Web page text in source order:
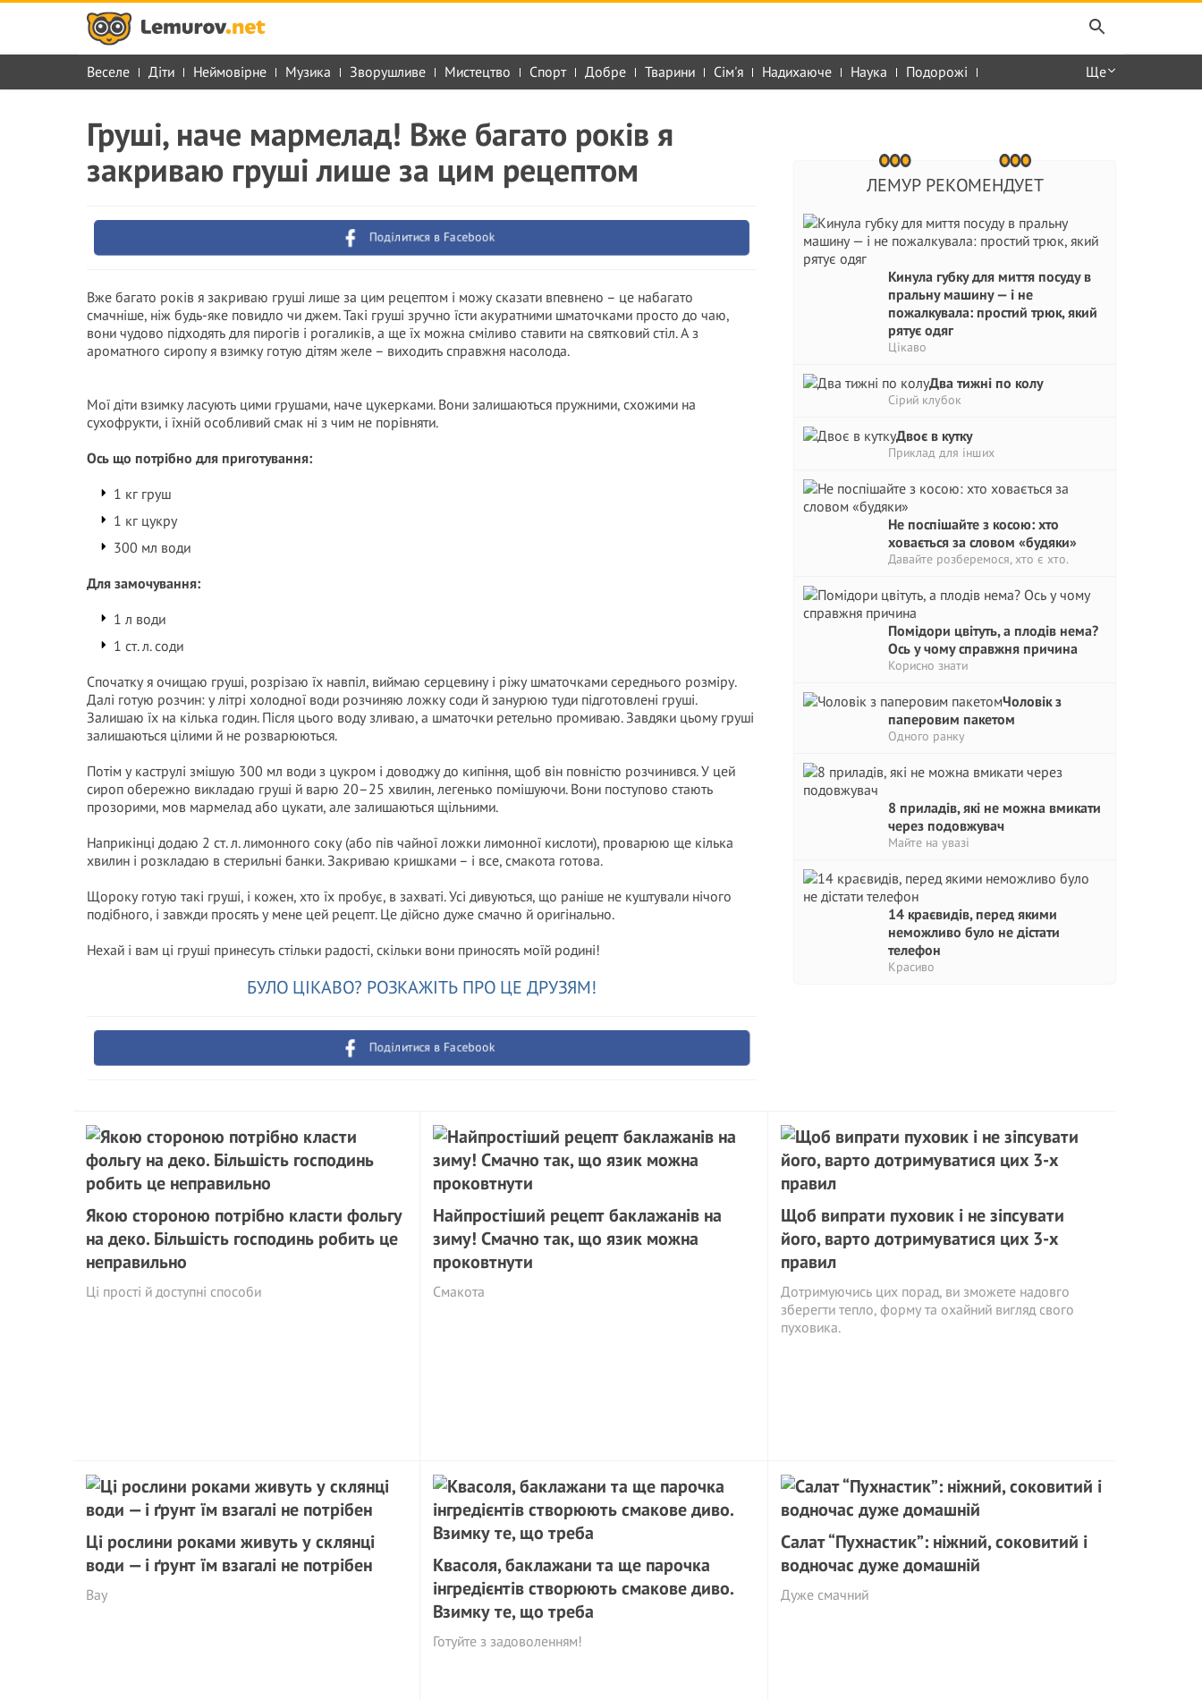
Веселе Діти Неймовірне Музика Зворушливе Мистецтво Спорт Добре Тварини Сім'я Надихаюче Наука Подорожі Ще
ЛЕМУР РЕКОМЕНДУЕТ
Кинула губку для миття посуду в
пральну машину — і не
пожалкувала: простий трюк, який
рятує одяг
Цікаво
Два тижні по колу
Сірий клубок
Двоє в кутку
Приклад для інших
Не поспішайте з косою: хто
ховається за словом «будяки»
Давайте розберемося, хто є хто.
Помідори цвітуть, а плодів нема?
Ось у чому справжня причина
Корисно знати
Чоловік з
паперовим пакетом
Одного ранку
8 приладів, які не можна вмикати
через подовжувач
Майте на увазі
14 краєвидів, перед якими
неможливо було не дістати
телефон
Красиво
Груші, наче мармелад! Вже багато років я
закриваю груші лише за цим рецептом
Поділитися в Facebook
Вже багато років я закриваю груші лише за цим рецептом і можу сказати впевнено – це набагато
смачніше, ніж будь-яке повидло чи джем. Такі груші зручно їсти акуратними шматочками просто до чаю,
вони чудово підходять для пирогів і рогаликів, а ще їх можна сміливо ставити на святковий стіл. А з
ароматного сиропу я взимку готую дітям желе – виходить справжня насолода.
Мої діти взимку ласують цими грушами, наче цукерками. Вони залишаються пружними, схожими на
сухофрукти, і їхній особливий смак ні з чим не порівняти.
Ось що потрібно для приготування:
1 кг груш
1 кг цукру
300 мл води
Для замочування:
1 л води
1 ст. л. соди
Спочатку я очищаю груші, розрізаю їх навпіл, виймаю серцевину і ріжу шматочками середнього розміру.
Далі готую розчин: у літрі холодної води розчиняю ложку соди й занурюю туди підготовлені груші.
Залишаю їх на кілька годин. Після цього воду зливаю, а шматочки ретельно промиваю. Завдяки цьому груші
залишаються цілими й не розварюються.
Потім у каструлі змішую 300 мл води з цукром і доводжу до кипіння, щоб він повністю розчинився. У цей
сироп обережно викладаю груші й варю 20–25 хвилин, легенько помішуючи. Вони поступово стають
прозорими, мов мармелад або цукати, але залишаються щільними.
Наприкінці додаю 2 ст. л. лимонного соку (або пів чайної ложки лимонної кислоти), проварюю ще кілька
хвилин і розкладаю в стерильні банки. Закриваю кришками – і все, смакота готова.
Щороку готую такі груші, і кожен, хто їх пробує, в захваті. Усі дивуються, що раніше не куштували нічого
подібного, і завжди просять у мене цей рецепт. Це дійсно дуже смачно й оригінально.
Нехай і вам ці груші принесуть стільки радості, скільки вони приносять моїй родині!
БУЛО ЦІКАВО? РОЗКАЖІТЬ ПРО ЦЕ ДРУЗЯМ!
Поділитися в Facebook
Якою стороною потрібно класти фольгу
на деко. Більшість господинь робить це
неправильно
Ці прості й доступні способи
Найпростіший рецепт баклажанів на
зиму! Смачно так, що язик можна
проковтнути
Смакота
Щоб випрати пуховик і не зіпсувати
його, варто дотримуватися цих 3-х
правил
Дотримуючись цих порад, ви зможете надовго
зберегти тепло, форму та охайний вигляд свого
пуховика.
Ці рослини роками живуть у склянці
води — і ґрунт їм взагалі не потрібен
Вау
Квасоля, баклажани та ще парочка
інгредієнтів створюють смакове диво.
Взимку те, що треба
Готуйте з задоволенням!
Салат “Пухнастик”: ніжний, соковитий і
водночас дуже домашній
Дуже смачний